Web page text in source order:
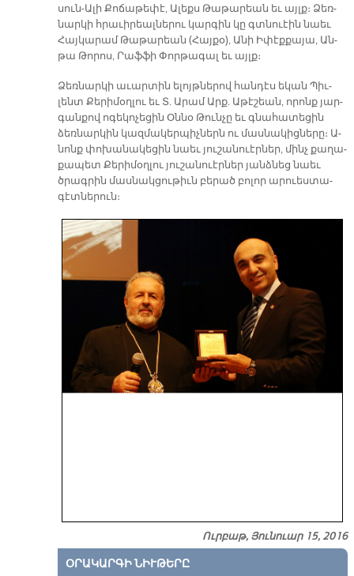
սուն-Ա­լի Քո­ճա­թե­փէ, Ա­լեքս Թա­թա­րեան եւ այլք։ Ձեռ­
նար­կի հրա­ւի­րեալ­նե­րու կար­գին կը գտնուէին նաեւ
Հայ­կա­րամ Թա­թա­րեան (Հայ­քօ), Ա­նի Ի­փէք­քա­յա, Ան­
թա Թո­րոս, Րաֆ­ֆի Փոր­թա­գալ եւ այլք։
Ձեռ­նար­կի ա­ւար­տին ե­լոյթ­նե­րով հան­դէս ե­կան Պիւ­
լենտ Քե­րի­մօղ­լու եւ Տ. Ա­րամ Արք. Ա­թէ­շեան, ո­րոնք յար­
գան­քով ո­գե­կո­չե­ցին Օն­նօ Թուն­չը եւ գնա­հա­տե­ցին
ձեռ­նար­կին կազ­մա­կեր­պիչ­ներն ու մաս­նա­կից­նե­րը։ Ա­
նոնք փո­խա­նա­կե­ցին նաեւ յու­շա­նուէր­ներ, մինչ քա­ղա­
քա­պետ Քե­րի­մօղ­լու յու­շա­նուէր­ներ յանձ­նեց նաեւ
ծրագ­րին մաս­նակ­ցու­թիւն բե­րած բո­լոր ա­րուես­տա­
գէտ­նե­րուն։
Ուրբաթ, Յունուար 15, 2016
ՕՐԱԿԱՐԳԻ ՆԻՒԹԵՐԸ